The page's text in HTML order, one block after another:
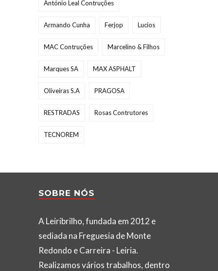
António Leal Contruções
Armando Cunha Ferjop Lucios
MAC Contruções Marcelino & Filhos
Marques SA MAX ASPHALT
Oliveiras S.A PRAGOSA
RESTRADAS Rosas Contrutores
TECNOREM
SOBRE NÓS
A Leiribrilho, fundada em 2012 e
sediada na Freguesia de Monte
Redondo e Carreira - Leiria.
Realizamos vários trabalhos, dentro